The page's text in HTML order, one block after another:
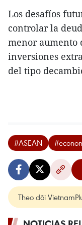
Los desafíos
controlar la
menor aumento
inversiones
del tipo
#ASEAN
Theo dõi